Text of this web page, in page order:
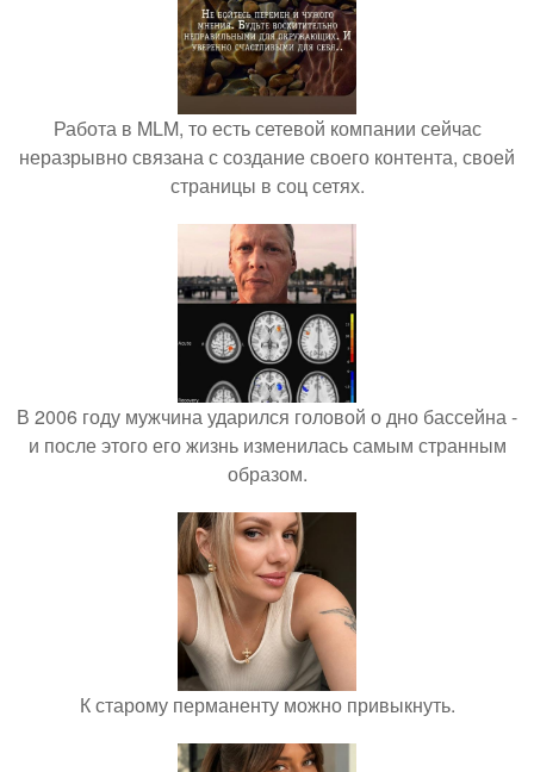
Работа в MLM, то есть сетевой компании сейчас
неразрывно связана с создание своего контента, своей
страницы в соц сетях.
В 2006 году мужчина ударился головой о дно бассейна -
и после этого его жизнь изменилась самым странным
образом.
К старому перманенту можно привыкнуть.